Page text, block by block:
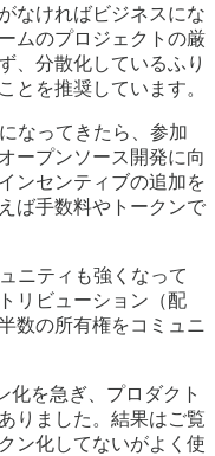
なければビジネスにな
ムのプロジェクトの厳
、分散化しているふり
とを推奨しています。
なってきたら、参加
ープンソース開発に向
ンセンティブの追加を
ば手数料やトークンで
ニティも強くなって
リビューション（配
数の所有権をコミュニ
化を急ぎ、プロダクト
りました。結果はご覧
ン化してないがよく使